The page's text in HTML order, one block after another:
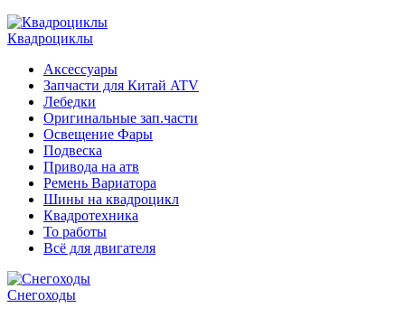
Квадроциклы
Аксессуары
Запчасти для Китай ATV
Лебедки
Оригинальные зап.части
Освещение Фары
Подвеска
Привода на атв
Ремень Вариатора
Шины на квадроцикл
Квадротехника
То работы
Всё для двигателя
Снегоходы